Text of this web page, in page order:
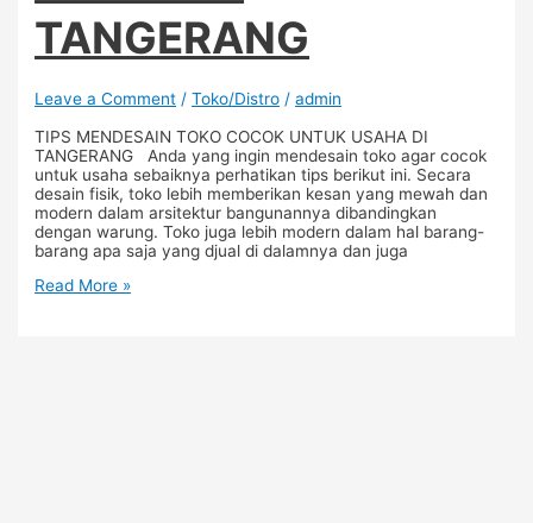
TANGERANG
Leave a Comment /Toko/Distro /admin
TIPS MENDESAIN TOKO COCOK UNTUK USAHA DI
TANGERANG Anda yang ingin mendesain toko agar cocok
untuk usaha sebaiknya perhatikan tips berikut ini. Secara
desain fisik, toko lebih memberikan kesan yang mewah dan
modern dalam arsitektur bangunannya dibandingkan
dengan warung. Toko juga lebih modern dalam hal barang-
barang apa saja yang djual di dalamnya dan juga
Read More »